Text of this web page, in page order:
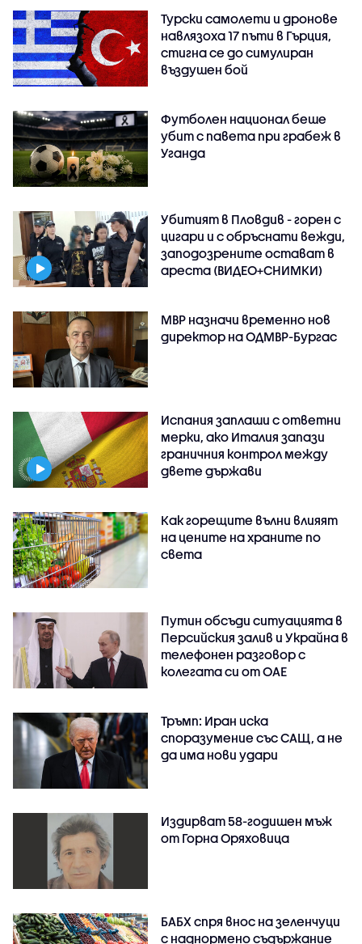
Турски самолети и дронове
навлязоха 17 пъти в Гърция,
стигна се до симулиран
въздушен бой
Футболен национал беше
убит с павета при грабеж в
Уганда
Убитият в Пловдив - горен с
цигари и с обръснати вежди,
заподозрените остават в
ареста (ВИДЕО+СНИМКИ)
МВР назначи временно нов
директор на ОДМВР-Бургас
Испания заплаши с ответни
мерки, ако Италия запази
граничния контрол между
двете държави
Как горещите вълни влияят
на цените на храните по
света
Путин обсъди ситуацията в
Персийския залив и Украйна в
телефонен разговор с
колегата си от ОАЕ
Тръмп: Иран иска
споразумение със САЩ, а не
да има нови удари
Издирват 58-годишен мъж
от Горна Оряховица
БАБХ спря внос на зеленчуци
с наднормено съдържание